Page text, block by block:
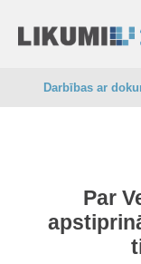
Darbības ar
Par